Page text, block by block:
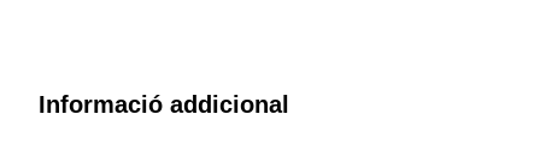
Informació addicional